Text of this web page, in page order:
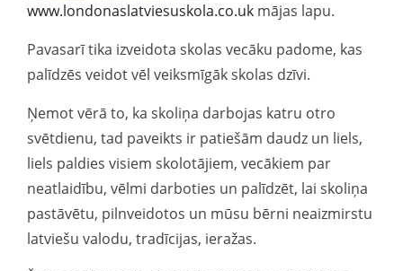
www.londonaslatviesuskola.co.uk mājas lapu.
Pavasarī tika izveidota skolas vecāku padome, kas
palīdzēs veidot vēl veiksmīgāk skolas dzīvi.
Ņemot vērā to, ka skoliņa darbojas katru otro
svētdienu, tad paveikts ir patiešām daudz un liels,
liels paldies visiem skolotājiem, vecākiem par
neatlaidību, vēlmi darboties un palīdzēt, lai skoliņa
pastāvētu, pilnveidotos un mūsu bērni neaizmirstu
latviešu valodu, tradīcijas, ieražas.